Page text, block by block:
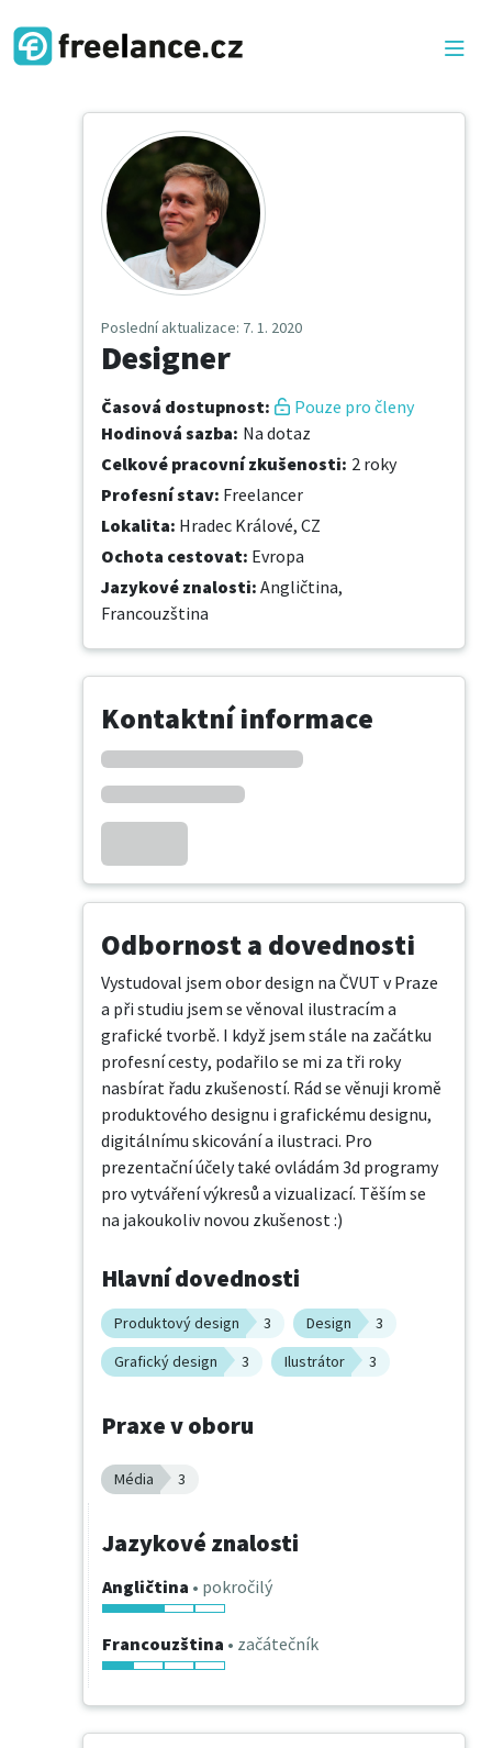
Poslední aktualizace: 7. 1. 2020
Designer
Časová dostupnost:
Pouze pro členy
Hodinová sazba: Na dotaz
Celkové pracovní zkušenosti: 2 roky
Profesní stav: Freelancer
Lokalita: Hradec Králové, CZ
Ochota cestovat: Evropa
Jazykové znalosti: Angličtina,
Francouzština
Kontaktní informace
Odbornost a dovednosti
Vystudoval jsem obor design na ČVUT v Praze
a při studiu jsem se věnoval ilustracím a
grafické tvorbě. I když jsem stále na začátku
profesní cesty, podařilo se mi za tři roky
nasbírat řadu zkušeností. Rád se věnuji kromě
produktového designu i grafickému designu,
digitálnímu skicování a ilustraci. Pro
prezentační účely také ovládám 3d programy
pro vytváření výkresů a vizualizací. Těším se
na jakoukoliv novou zkušenost :)
Hlavní dovednosti
Produktový design 3 Design
3
Grafický design
3 Ilustrátor 3
Praxe v oboru
Média 3
Jazykové znalosti
Angličtina • pokročilý
Francouzština • začátečník